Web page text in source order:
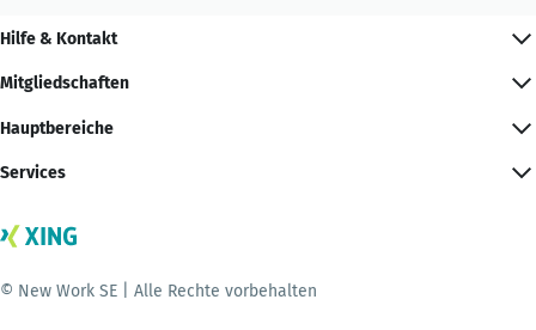
Hilfe & Kontakt
Mitgliedschaften
Hauptbereiche
Services
© New Work SE | Alle Rechte vorbehalten